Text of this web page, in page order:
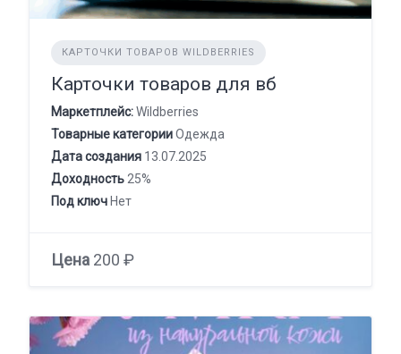
КАРТОЧКИ ТОВАРОВ WILDBERRIES
Карточки товаров для вб
Маркетплейс:Wildberries
Товарные категорииОдежда
Дата создания 13.07.2025
Доходность 25%
Под ключ Нет
Цена 200 ₽